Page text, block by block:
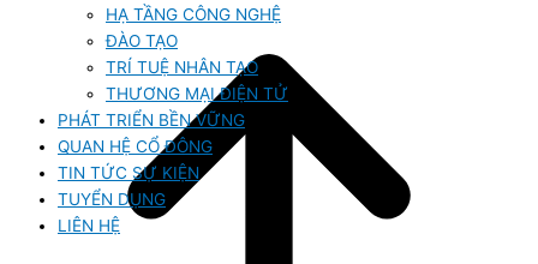
HẠ TẦNG CÔNG NGHỆ
ĐÀO TẠO
TRÍ TUỆ NHÂN TẠO
THƯƠNG MẠI ĐIỆN TỬ
PHÁT TRIỂN BỀN VỮNG
QUAN HỆ CỔ ĐÔNG
TIN TỨC SỰ KIỆN
TUYỂN DỤNG
LIÊN HỆ